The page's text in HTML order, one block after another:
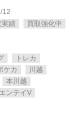
12
績
買取強化中
トレカ
ケカ
川越
本川越
エンテイV